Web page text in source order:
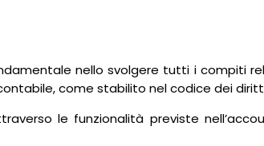
nello svolgere tutti i compiti
come stabilito nel codice dei
le funzionalità previste